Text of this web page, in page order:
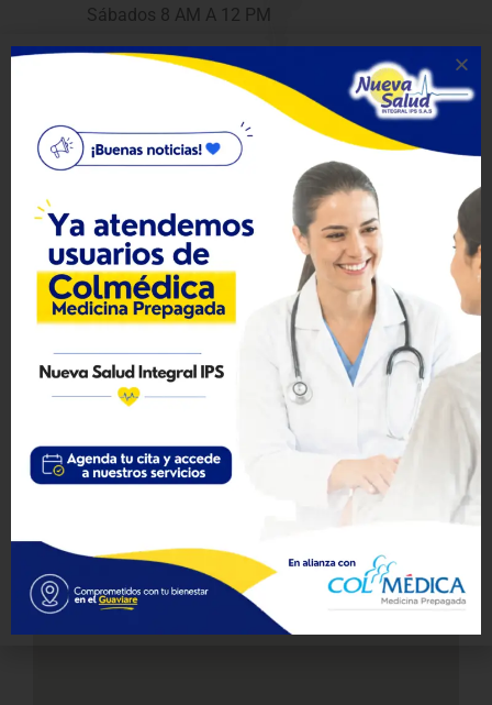
Sábados 8 AM A 12 PM
6. SEDE EL RETORNO
Calle 9 # 7 – 46 Primero de Noviembre, El Retorno
Horario de atención
Lun a Vie 6 AM a 6 PM
Sábados 6 a 12 AM
FARMACIA
Horario
Lun a Vie 8 a 12 AM y 2 a 6 PM
felicitaciones y sugerencias